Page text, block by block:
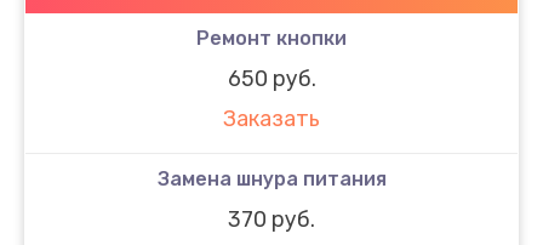
Ремонт кнопки
650 руб.
Заказать
Замена шнура питания
370 руб.